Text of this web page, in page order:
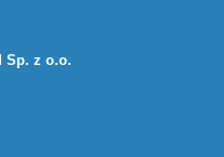
Sp. z o.o.